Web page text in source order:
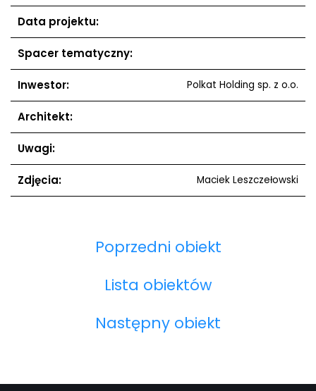
Data projektu:
Spacer tematyczny:
Inwestor: Polkat Holding sp. z o.o.
Architekt:
Uwagi:
Zdjęcia: Maciek Leszczełowski
Poprzedni obiekt
Lista obiektów
Następny obiekt